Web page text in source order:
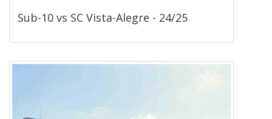
Sub-10 vs SC Vista-Alegre - 24/25